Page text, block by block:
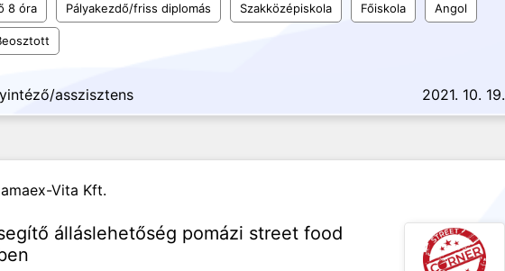
8 óra Pályakezdő/friss diplomás Szakközépiskola Főiskola Angol
asszisztens 2021. 10. 19.
Vita Kft.
álláslehetőség pomázi street food